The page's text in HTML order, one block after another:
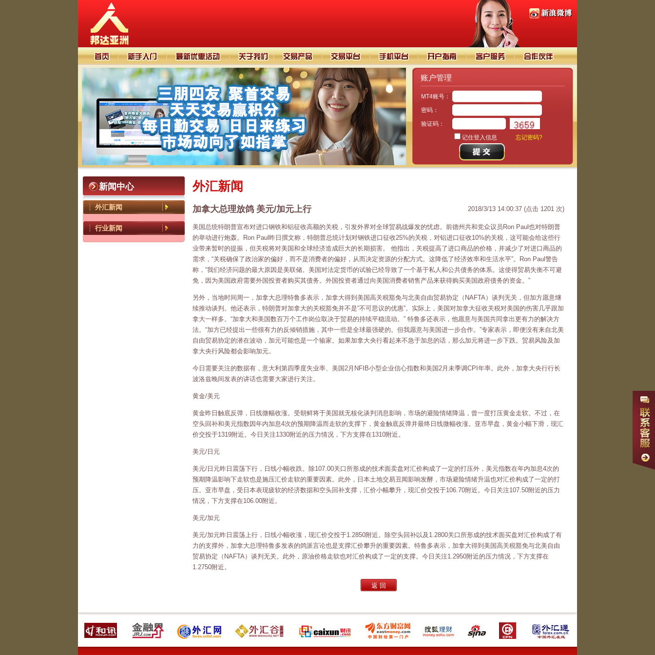
账户管理
MT4账号：
密码：
验证码：
记住登入信息
忘记密码?
新闻中心
外汇新闻
行业新闻
外汇新闻
2018/3/13 14:00:37 (点击 1201 次)
加拿大总理放鸽 美元/加元上行
美国总统特朗普宣布对进口钢铁和铝征收高额的关税，引发外界对全球贸易战爆发的忧虑。前德州共和党众议员Ron Paul也对特朗普
的举动进行炮轰。Ron Paul昨日撰文称，特朗普总统计划对钢铁进口征收25%的关税，对铝进口征收10%的关税，这可能会给这些行
业带来暂时的提振，但关税将对美国和全球经济造成巨大的长期损害。 他指出，关税提高了进口商品的价格，并减少了对进口商品的
需求，“关税确保了政治家的偏好，而不是消费者的偏好，从而决定资源的分配方式。这降低了经济效率和生活水平”。Ron Paul警告
称，“我们经济问题的最大原因是美联储。美国对法定货币的试验已经导致了一个基于私人和公共债务的体系。这使得贸易失衡不可避
免，因为美国政府需要外国投资者购买其债务。外国投资者通过向美国消费者销售产品来获得购买美国政府债务的资金。”
另外，当地时间周一，加拿大总理特鲁多表示，加拿大得到美国高关税豁免与北美自由贸易协定（NAFTA）谈判无关，但加方愿意继
续推动谈判。他还表示，特朗普对加拿大的关税豁免并不是“不可思议的优惠”。实际上，美国对加拿大征收关税对美国的伤害几乎跟加
拿大一样多。“加拿大和美国数百万个工作岗位取决于贸易的持续平稳流动。” 特鲁多还表示，他愿意与美国共同拿出更有力的解决方
法。“加方已经提出一些很有力的反倾销措施，其中一些是全球最强硬的。但我愿意与美国进一步合作。”专家表示，即便没有来自北美
自由贸易协定的潜在波动，加元可能也是一个输家。如果加拿大央行看起来不急于加息的话，那么加元将进一步下跌。贸易风险及加
拿大央行风险都会影响加元。
今日需要关注的数据有，意大利第四季度失业率、美国2月NFIB小型企业信心指数和美国2月未季调CPI年率。此外，加拿大央行行长
波洛兹晚间发表的讲话也需要大家进行关注。
黄金/美元
黄金昨日触底反弹，日线微幅收涨。受朝鲜将于美国就无核化谈判消息影响，市场的避险情绪降温，曾一度打压黄金走软。不过，在
空头回补和美元指数因年内加息4次的预期降温而走软的支撑下，黄金触底反弹并最终日线微幅收涨。亚市早盘，黄金小幅下滑，现汇
价交投于1319附近。今日关注1330附近的压力情况，下方支撑在1310附近。
美元/日元
美元/日元昨日震荡下行，日线小幅收跌。除107.00关口所形成的技术面卖盘对汇价构成了一定的打压外，美元指数在年内加息4次的
预期降温影响下走软也是施压汇价走软的重要因素。此外，日本土地交易丑闻影响发酵，市场避险情绪升温也对汇价构成了一定的打
压。亚市早盘，受日本表现疲软的经济数据和空头回补支撑，汇价小幅攀升，现汇价交投于106.70附近。今日关注107.50附近的压力
情况，下方支撑在106.00附近。
美元/加元
美元/加元昨日震荡上行，日线小幅收涨，现汇价交投于1.2850附近。除空头回补以及1.2800关口所形成的技术面买盘对汇价构成了有
力的支撑外，加拿大总理特鲁多发表的鸽派言论也是支撑汇价攀升的重要因素。特鲁多表示，加拿大得到美国高关税豁免与北美自由
贸易协定（NAFTA）谈判无关。此外，原油价格走软也对汇价构成了一定的支撑。今日关注1.2950附近的压力情况，下方支撑在
1.2750附近。